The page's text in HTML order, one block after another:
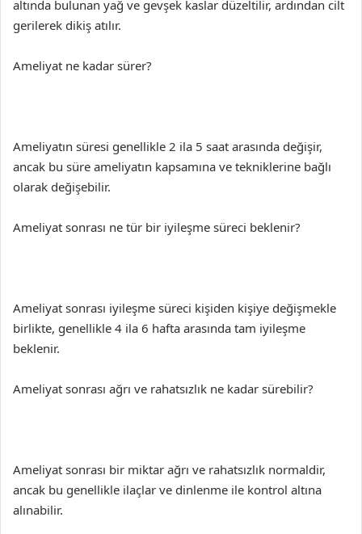
altında bulunan yağ ve gevşek kaslar düzeltilir, ardından cilt
gerilerek dikiş atılır.
Ameliyat ne kadar sürer?
Ameliyatın süresi genellikle 2 ila 5 saat arasında değişir,
ancak bu süre ameliyatın kapsamına ve tekniklerine bağlı
olarak değişebilir.
Ameliyat sonrası ne tür bir iyileşme süreci beklenir?
Ameliyat sonrası iyileşme süreci kişiden kişiye değişmekle
birlikte, genellikle 4 ila 6 hafta arasında tam iyileşme
beklenir.
Ameliyat sonrası ağrı ve rahatsızlık ne kadar sürebilir?
Ameliyat sonrası bir miktar ağrı ve rahatsızlık normaldir,
ancak bu genellikle ilaçlar ve dinlenme ile kontrol altına
alınabilir.